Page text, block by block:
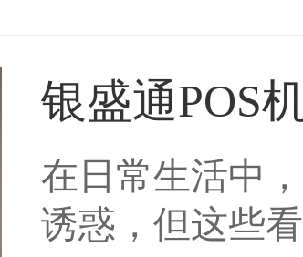
银盛通POS
在日常生活中
诱惑，但这些